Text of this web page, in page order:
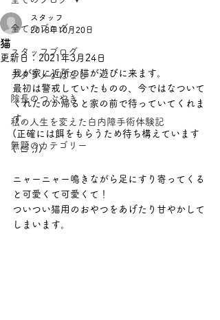
全てのブログ
スタッフブログ
デタラメ小ばなし
院長のつぶやき
私の人生を変えた白内障手術体験記
無題のカテゴリー
猫
スタッフ
2018年10月20日
更新日： 2021年3月24日
我が家に近所の猫が遊びに来ます。
最初は警戒していたものの、今ではなついて
くれたのか帰ると家の前で待っていてくれま
す。
(正確には餌をもらうため待ち構えています
(ﾟ□ﾟ;))
ニャーニャー鳴きながら足にすり寄ってくる
と可愛くて可愛くて！
ついつい猫用のおやつをあげたり甘やかして
しまいます。